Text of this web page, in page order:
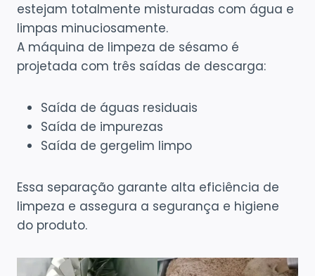
estejam totalmente misturadas com água e
limpas minuciosamente.
A máquina de limpeza de sésamo é
projetada com três saídas de descarga:
Saída de águas residuais
Saída de impurezas
Saída de gergelim limpo
Essa separação garante alta eficiência de
limpeza e assegura a segurança e higiene
do produto.